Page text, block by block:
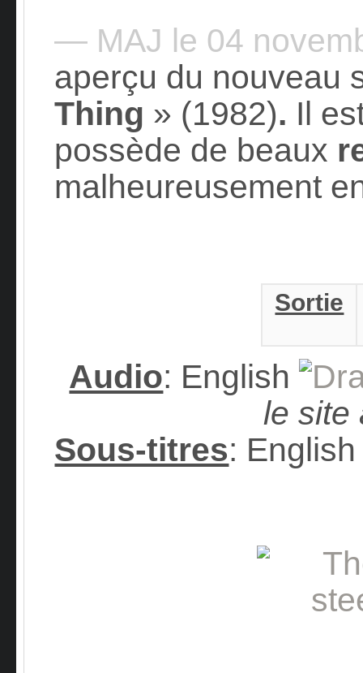
— MAJ le 04
aperçu du nouveau
Thing » (1982). Il
possède de beaux
malheureusement
Sortie
Audio: English
le site
Sous-titres: